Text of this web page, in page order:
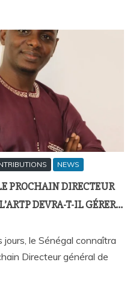
NEWS
PROCHAIN DIRECTEUR
DEVRA-T-IL GÉRER
OU CELUI DE
jours, le Sénégal connaîtra
Directeur général de